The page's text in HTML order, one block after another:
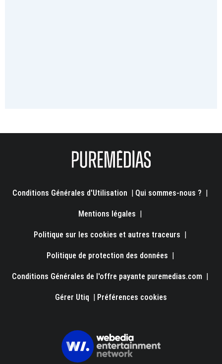
Conditions Générales d'Utilisation | Qui sommes-nous ? |
Mentions légales |
Politique sur les cookies et autres traceurs |
Politique de protection des données |
Conditions Générales de l'offre payante puremedias.com |
Gérer Utiq | Préférences cookies